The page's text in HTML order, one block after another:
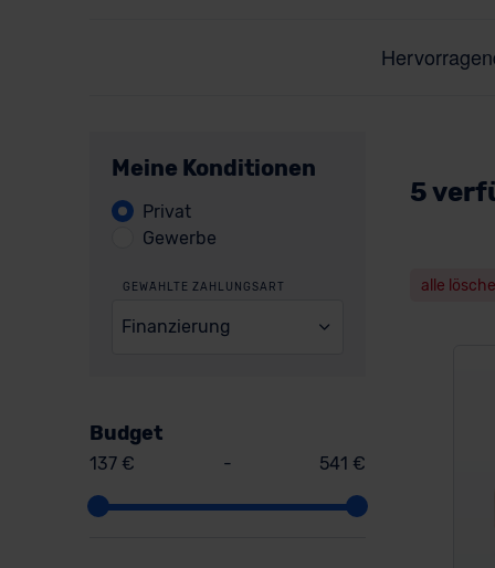
Meine Konditionen
Privat
Gewerbe
GEWÄHLTE ZAHLUNGSART
Finanzierung
Budget
137 € - 541 €
5
alle